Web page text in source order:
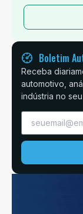
Boletim
Receba
automotivo,
indústria no